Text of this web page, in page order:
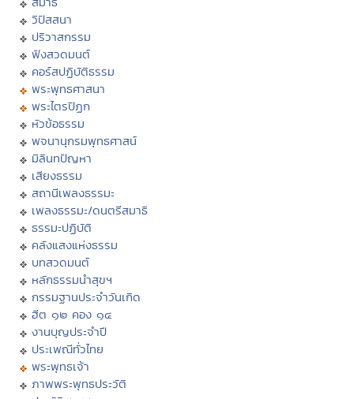
วิปัสสนา
ปริวาสกรรม
ฟังสวดมนต์
คอร์สปฏิบัติธรรม
พระพุทธศาสนา
พระไตรปิฏก
หัวข้อธรรม
พจนานุกรมพุทธศาสน์
มิลินทปัญหา
เสียงธรรม
สถานีเพลงธรรมะ
เพลงธรรมะ/ดนตรีสมาธิ
ธรรมะปฏิบัติ
คลังแสงแห่งธรรม
บทสวดมนต์
หลักธรรมนำสุขฯ
กรรมฐานประจำวันเกิด
ฮีต ๑๒ คอง ๑๔
งานบุญประจำปี
ประเพณีทั่วไทย
พระพุทธเจ้า
ภาพพระพุทธประวัติ